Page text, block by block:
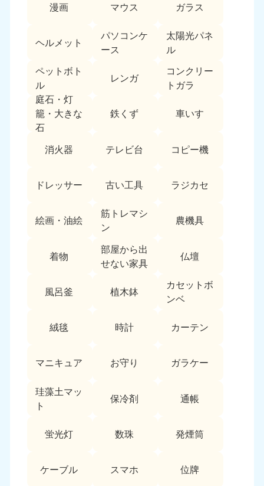
漫画 マウス ガラス
ヘルメット
パソコンケ
ース
太陽光パネ
ル
ペットボト
ル
レンガ
コンクリー
トガラ
庭石・灯
籠・大きな
石
鉄くず 車いす
消火器 テレビ台 コピー機
ドレッサー 古い工具 ラジカセ
絵画・油絵
筋トレマシ
ン
農機具
着物
部屋から出
せない家具
仏壇
風呂釜 植木鉢
カセットボ
ンベ
絨毯 時計 カーテン
マニキュア お守り ガラケー
珪藻土マッ
ト
保冷剤 通帳
蛍光灯 数珠 発煙筒
ケーブル スマホ 位牌
9:00〜19:00 年中無休 9:00〜19:00 年中無休
050-1881-5248
中国
岡山県
050-1881-5146
9:00〜19:00 年中無休
山口県
050-1880-9900
9:00〜19:00 年中無休 9:00〜19:00 年中無休
島根県
050-1881-5145
四国
香川県
050-1880-9899
徳島県
050-1880-9898
9:00〜19:00 年中無休 9:00〜19:00 年中無休
9:00〜19:00 年中無休 9:00〜19:00 年中無休
長崎県
050-1880-9891
鹿児島県
050-1880-9889